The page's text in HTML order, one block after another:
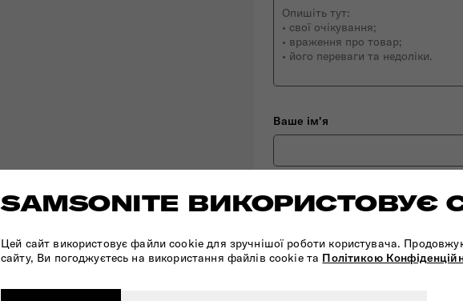
SAMSONITE ВИКОРИСТОВУЄ
Цей сайт використовує файли cookie для зручнішої роботи користувача.
сайту, Ви погоджуєтесь на використання файлів cookie та Політикою
Ваше ім'я
Ваш Email